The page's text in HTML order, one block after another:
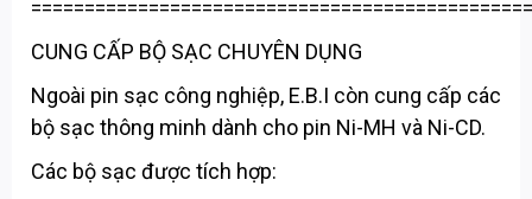
CUNG CẤP BỘ SẠC CHUYÊN DỤNG
Ngoài pin sạc công nghiệp, E.B.I còn cung cấp các
bộ sạc thông minh dành cho pin Ni-MH và Ni-CD.
Các bộ sạc được tích hợp: